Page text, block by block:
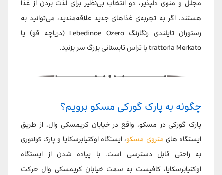
مجلل و منوی دلپذیر، دو انتخاب بی‌نظیر برای لذت بردن از غذا
هستند. اگر به تجربه‌ی غذاهای جدید علاقه‌مندید، می‌توانید به
رستوران تایلندی رنگارنگ Lebedinoe Ozero (دریاچه قو) یا
trattoria Merkato با تراس تابستانی بزرگ سر بزنید.
چگونه به پارک گورکی مسکو برویم؟
پارک گورکی در مسکو، واقع در خیابان کریمسکی وال، از طریق
ایستگاه های متروی مسکو، ایستگاه اوکتیابرسکایا و پارک کولتوری
به راحتی قابل دسترسی است. با پیاده شدن از ایستگاه
اوکتیابرسکایا، کافیست به سمت خیابان کریمسکی وال حرکت